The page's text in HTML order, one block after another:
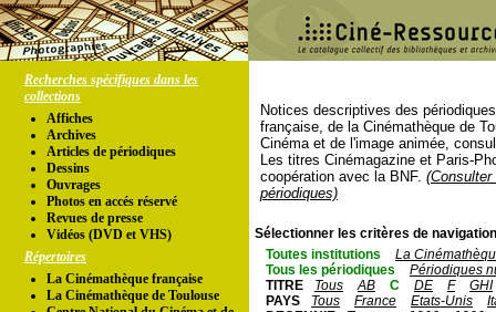
Recherches spécifiques dans les
collections
Affiches
Archives
Articles de périodiques
Dessins
Ouvrages
Photos en accés réservé
Revues de presse
Vidéos (DVD et VHS)
Répertoires
La Cinémathèque française
La Cinémathèque de Toulouse
Notices descriptives des
française, de la Cinémathèque de
Cinéma et de l'image animée,
Les titres Cinémagazine et Paris-
coopération avec la BNF.
périodiques)
Sélectionner les critères de
Toutes institutions
La
Tous les périodiques
Périodiques
TITRE
Tous AB C DE F
GHI
PAYS
Tous France Etats-Unis